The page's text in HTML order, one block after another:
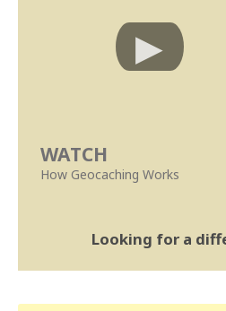
WATCH
How Geocaching Works
Looking for a